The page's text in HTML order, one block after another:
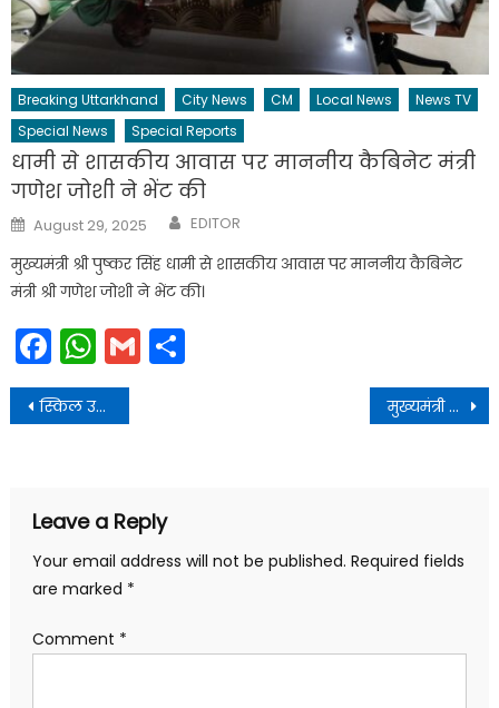
Breaking Uttarkhand City News CM Local News
News TV
Special News
Special Reports
धामी से शासकीय आवास पर माननीय कैबिनेट मंत्री
गणेश जोशी ने भेंट की
Posted
on
August 29, 2025 Author
EDITOR
मुख्यमंत्री श्री पुष्कर सिंह धामी से शासकीय आवास पर माननीय कैबिनेट
मंत्री श्री गणेश जोशी ने भेंट की।
Facebook
WhatsApp
Gmail
Post
navigation
स्किल उत्तराखण्ड: युवाओं को मिले साढ़े तीन लाख रुपए मासिक वेतन के ऑफर मुख्यमंत्री पुष्कर सिंह धामी ने बेतालघाट, नैनीताल में शहीद खेमचन्द्र डोरबी राजकीय स्नातकोत्तर महाविद्यालय के वार्षिकोत्सव कार्यक्रम में प्रतिभाग किया
Leave a Reply
Your email address will not be published. Required fields
are marked *
Comment *